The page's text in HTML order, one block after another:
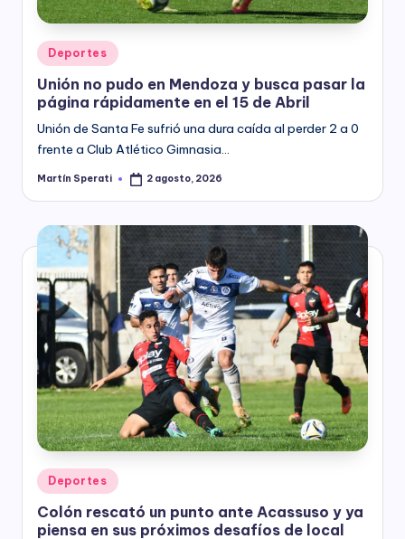
Posted
in
Deportes
Unión no pudo en Mendoza y busca pasar la
página rápidamente en el 15 de Abril
Unión de Santa Fe sufrió una dura caída al perder 2 a 0
frente a Club Atlético Gimnasia…
Posted
Martín Sperati 2 agosto, 2026
Posted
in
Deportes
Colón rescató un punto ante Acassuso y ya
piensa en sus próximos desafíos de local